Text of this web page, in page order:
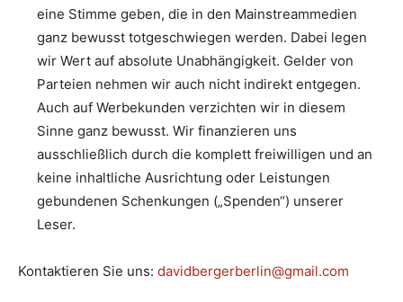
eine Stimme geben, die in den Mainstreammedien
ganz bewusst totgeschwiegen werden. Dabei legen
wir Wert auf absolute Unabhängigkeit. Gelder von
Parteien nehmen wir auch nicht indirekt entgegen.
Auch auf Werbekunden verzichten wir in diesem
Sinne ganz bewusst. Wir finanzieren uns
ausschließlich durch die komplett freiwilligen und an
keine inhaltliche Ausrichtung oder Leistungen
gebundenen Schenkungen („Spenden“) unserer
Leser.
Kontaktieren Sie uns: davidbergerberlin@gmail.com